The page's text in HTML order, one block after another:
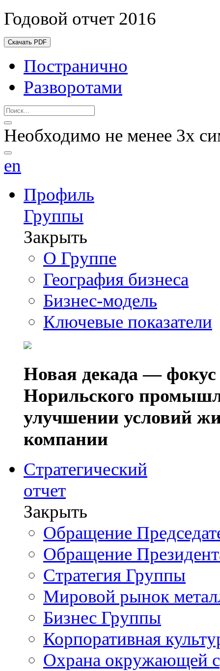
Годовой отчет 2016
Скачать PDF
Постранично
Разворотами
Необходимо не менее 3х
en
Профиль
Группы
Закрыть
О Группе
География бизнеса
Бизнес-модель
Ключевые показатели
Новая декада — фокус
Норильского
улучшении условий
компании
Стратегический
отчет
Закрыть
Обращение
Обращение
Стратегия Группы
Мировой рынок
Бизнес Группы
Корпоративная
Охрана окружающей